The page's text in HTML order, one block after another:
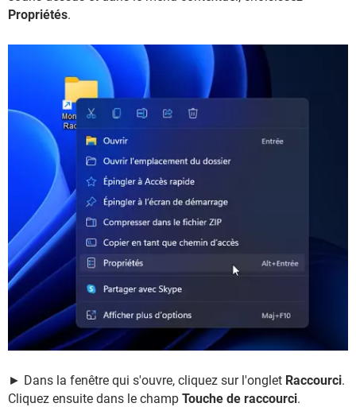
Propriétés.
► Dans la fenêtre qui s'ouvre, cliquez sur l'onglet Raccourci.
Cliquez ensuite dans le champ Touche de raccourci.